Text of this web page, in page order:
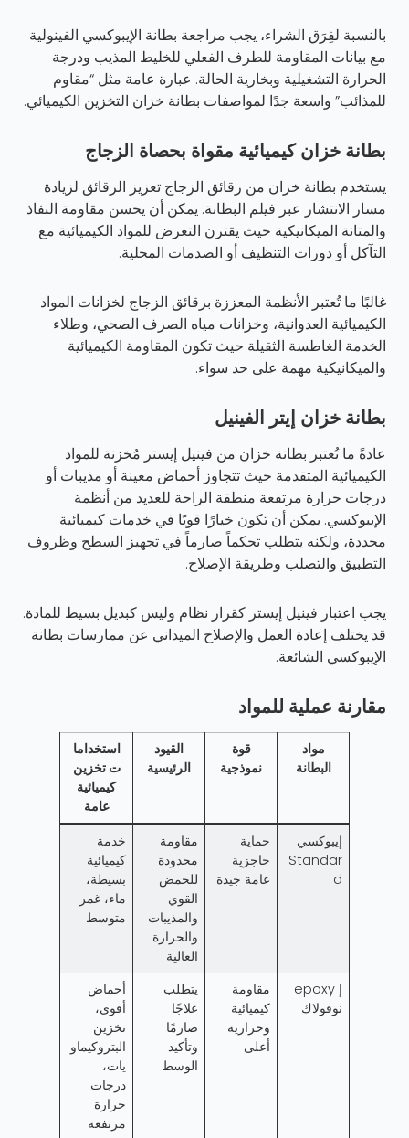
بالنسبة لفِرَق الشراء، يجب مراجعة بطانة الإيبوكسي الفينولية
مع بيانات المقاومة للطرف الفعلي للخليط المذيب ودرجة
الحرارة التشغيلية وبخارية الحالة. عبارة عامة مثل “مقاوم
للمذائب” واسعة جدًا لمواصفات بطانة خزان التخزين الكيميائي.
بطانة خزان كيميائية مقواة بحصاة الزجاج
يستخدم بطانة خزان من رقائق الزجاج تعزيز الرقائق لزيادة
مسار الانتشار عبر فيلم البطانة. يمكن أن يحسن مقاومة النفاذ
والمتانة الميكانيكية حيث يقترن التعرض للمواد الكيميائية مع
التآكل أو دورات التنظيف أو الصدمات المحلية.
غالبًا ما تُعتبر الأنظمة المعززة برقائق الزجاج لخزانات المواد
الكيميائية العدوانية، وخزانات مياه الصرف الصحي، وطلاء
الخدمة الغاطسة الثقيلة حيث تكون المقاومة الكيميائية
والميكانيكية مهمة على حد سواء.
بطانة خزان إيتر الفينيل
عادةً ما تُعتبر بطانة خزان من فينيل إيستر مُخزنة للمواد
الكيميائية المتقدمة حيث تتجاوز أحماض معينة أو مذيبات أو
درجات حرارة مرتفعة منطقة الراحة للعديد من أنظمة
الإيبوكسي. يمكن أن تكون خيارًا قويًا في خدمات كيميائية
محددة، ولكنه يتطلب تحكماً صارماً في تجهيز السطح وظروف
التطبيق والتصلب وطريقة الإصلاح.
يجب اعتبار فينيل إيستر كقرار نظام وليس كبديل بسيط للمادة.
قد يختلف إعادة العمل والإصلاح الميداني عن ممارسات بطانة
الإيبوكسي الشائعة.
مقارنة عملية للمواد
مواد
البطانة
قوة
نموذجية
القيود
الرئيسية
استخداما
ت تخزين
كيميائية
عامة
إيبوكسي
Standar
d
حماية
حاجزية
عامة جيدة
مقاومة
محدودة
للحمض
القوي
والمذيبات
والحرارة
العالية
خدمة
كيميائية
بسيطة،
ماء، غمر
متوسط
إ epoxy
نوفولاك
مقاومة
كيميائية
وحرارية
أعلى
يتطلب
علاجًا
صارمًا
وتأكيد
الوسط
أحماض
أقوى،
تخزين
البتروكيماو
يات،
درجات
حرارة
مرتفعة